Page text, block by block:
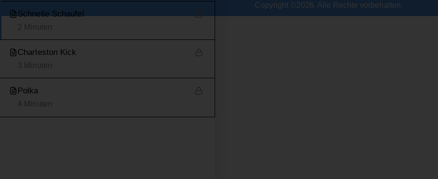
Schnelle Schaufel
2 Minuten
Charleston Kick
3 Minuten
Polka
4 Minuten
Copyright ©2026. Alle Rechte vorbehalten.